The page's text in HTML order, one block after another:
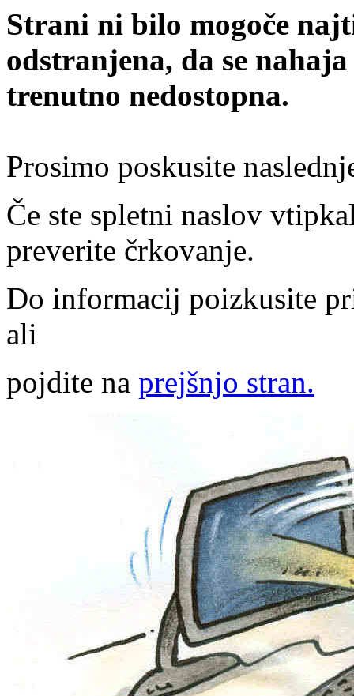
Strani ni bilo mogoče
odstranjena, da se
trenutno nedostopna.
Prosimo poskusite
Če ste spletni naslov
preverite črkovanje.
Do informacij poizkusite
ali
pojdite na prejšnjo stran.